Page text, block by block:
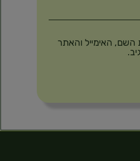
האימייל והאתר